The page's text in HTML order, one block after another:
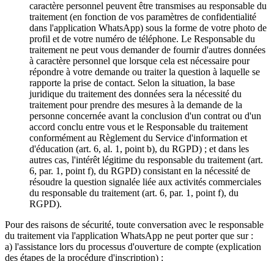
caractère personnel peuvent être transmises au responsable du
traitement (en fonction de vos paramètres de confidentialité
dans l'application WhatsApp) sous la forme de votre photo de
profil et de votre numéro de téléphone. Le Responsable du
traitement ne peut vous demander de fournir d'autres données
à caractère personnel que lorsque cela est nécessaire pour
répondre à votre demande ou traiter la question à laquelle se
rapporte la prise de contact. Selon la situation, la base
juridique du traitement des données sera la nécessité du
traitement pour prendre des mesures à la demande de la
personne concernée avant la conclusion d'un contrat ou d'un
accord conclu entre vous et le Responsable du traitement
conformément au Règlement du Service d'information et
d'éducation (art. 6, al. 1, point b), du RGPD) ; et dans les
autres cas, l'intérêt légitime du responsable du traitement (art.
6, par. 1, point f), du RGPD) consistant en la nécessité de
résoudre la question signalée liée aux activités commerciales
du responsable du traitement (art. 6, par. 1, point f), du
RGPD).
Pour des raisons de sécurité, toute conversation avec le responsable
du traitement via l'application WhatsApp ne peut porter que sur :
a) l'assistance lors du processus d'ouverture de compte (explication
des étapes de la procédure d'inscription) ;